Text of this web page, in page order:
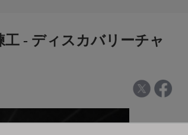
- ディスカバリーチャ